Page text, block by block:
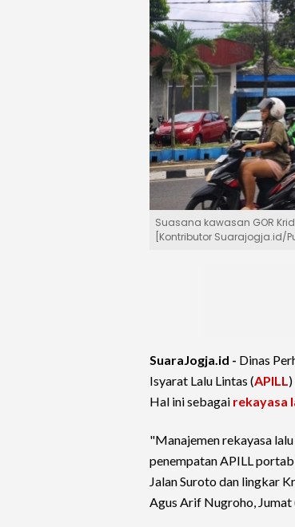
Suasana kawasan GOR
[Kontributor Suarajogja.id/
SuaraJogja.id - Dinas
Isyarat Lalu Lintas (APILL
Hal ini sebagai rekayasa
"Manajemen rekayasa
penempatan APILL
Jalan Suroto dan lingkar
Agus Arif Nugroho,